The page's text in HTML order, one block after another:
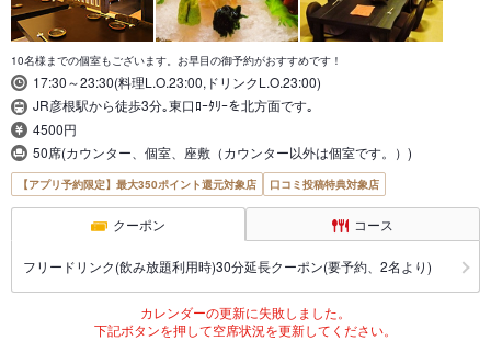
10名様までの個室もございます。お早目の御予約がおすすめです！
17:30～23:30(料理L.O.23:00,ドリンクL.O.23:00)
JR彦根駅から徒歩3分｡東口ﾛｰﾀﾘｰを北方面です｡
4500円
50席(カウンター、個室、座敷（カウンター以外は個室です。）)
【アプリ予約限定】最大350ポイント還元対象店 口コミ投稿特典対象店
クーポン コース
フリードリンク(飲み放題利用時)30分延長クーポン(要予約、2名より)
カレンダーの更新に失敗しました。
下記ボタンを押して空席状況を更新してください。